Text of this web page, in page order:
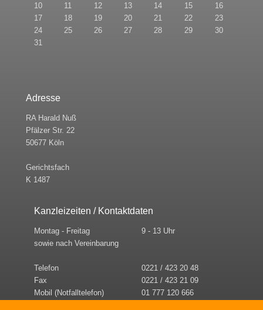
10
11 12 13 14 15
16
17
18 19 20 21 22
23
24
25 26 27 28 29
30
31
Adresse
RA Harald Nuß
Pfälzer Str. 22
50677 Köln
Gerichtsfach
K 1487
Kanzleizeiten / Kontaktdaten
Montag - Freitag
9 - 13 Uhr
sowie nach Vereinbarung
Telefon
0221 / 423 20 48
Fax
0221 / 423 21 09
Mobil (Notfalltelefon)
01 777 120 666